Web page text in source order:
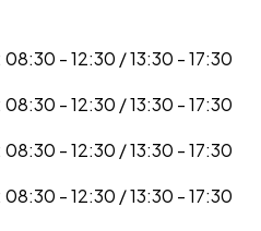
08:30 - 12:30 / 13:30 - 17:30
08:30 - 12:30 / 13:30 - 17:30
08:30 - 12:30 / 13:30 - 17:30
08:30 - 12:30 / 13:30 - 17:30